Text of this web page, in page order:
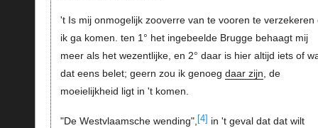
't Is mij onmogelijk zooverre van te vooren te verzekeren
ik ga komen. ten 1° het ingebeelde Brugge behaagt mij
meer als het wezentlijke, en 2° daar is hier altijd iets of
dat eens belet; geern zou ik genoeg daar zijn, de
moeielijkheid ligt in 't komen.
"De Westvlaamsche wending", [4] in 't geval dat dat wilt